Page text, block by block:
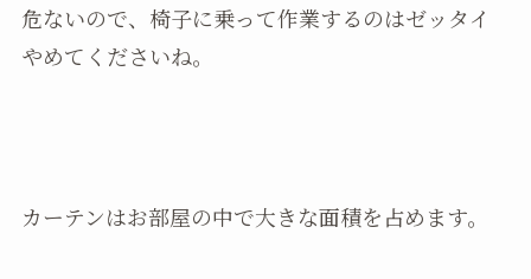
危ないので、椅子に乗って作業するのはゼッタイ
やめてくださいね。
カーテンはお部屋の中で大きな面積を占めます。